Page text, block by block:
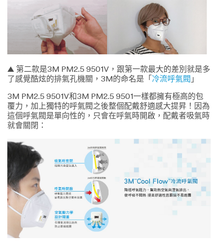
▲ 第二款是3M PM2.5 9501V，跟第一款最大的差別就是多
了感覺酷炫的排氣孔機關，3M的命名是「 冷流呼氣閥 」
3M PM2.5 9501V和3M PM2.5 9501一樣都擁有極高的包
覆力，加上獨特的呼氣閥之後整個配戴舒適感大提昇！因為
這個呼氣閥是單向性的，只會在呼氣時開啟，配戴者吸氣時
就會關閉：